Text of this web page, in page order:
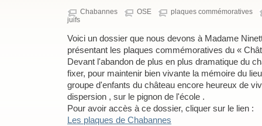
Chabannes OSE
plaques commémoratives
juifs
Voici un dossier que nous devons à Madame
présentant les plaques commémoratives du «
Devant l'abandon de plus en plus dramatique du
fixer, pour maintenir bien vivante la mémoire du
groupe d'enfants du château encore heureux de
dispersion , sur le pignon de l'école .
Pour avoir accès à ce dossier, cliquer sur le lien :
Les plaques de Chabannes